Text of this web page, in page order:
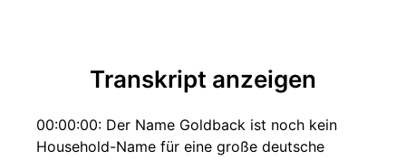
Transkript anzeigen
00:00:00: Der Name Goldback ist noch kein
Household-Name für eine große deutsche